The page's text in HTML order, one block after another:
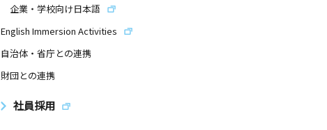
企業・学校向け日本語
English Immersion Activities
自治体・省庁との連携
財団との連携
社員採用